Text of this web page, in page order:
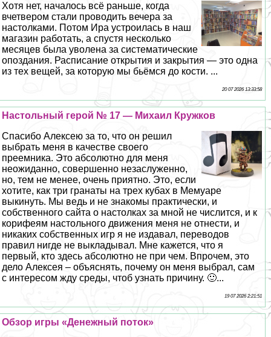
Хотя нет, началось всё раньше, когда
вчетвером стали проводить вечера за
настолками. Потом Ира устроилась в наш
магазин работать, а спустя несколько
месяцев была уволена за систематические
опоздания. Расписание открытия и закрытия — это одна
из тех вещей, за которую мы бьёмся до кости. ...
20 07 2026 13:33:58
Настольный герой № 17 — Михаил Кружков
Спасибо Алексею за то, что он решил
выбрать меня в качестве своего
преемника. Это абсолютно для меня
неожиданно, совершенно незаслуженно,
но, тем не менее, очень приятно. Это, если
хотите, как три гранаты на трех кубах в Мемуаре
выкинуть. Мы ведь и не знакомы пpaктически, и
собственного сайта о настолках за мной не числится, и к
корифеям настольного движения меня не отнести, и
никаких собственных игр я не издавал, переводов
правил нигде не выкладывал. Мне кажется, что я
первый, кто здесь абсолютно не при чем. Впрочем, это
дело Алексея – объяснять, почему он меня выбрал, сам
с интересом жду среды, чтоб узнать причину. 🙂...
19 07 2026 2:21:51
Обзор игры «Денежный поток»